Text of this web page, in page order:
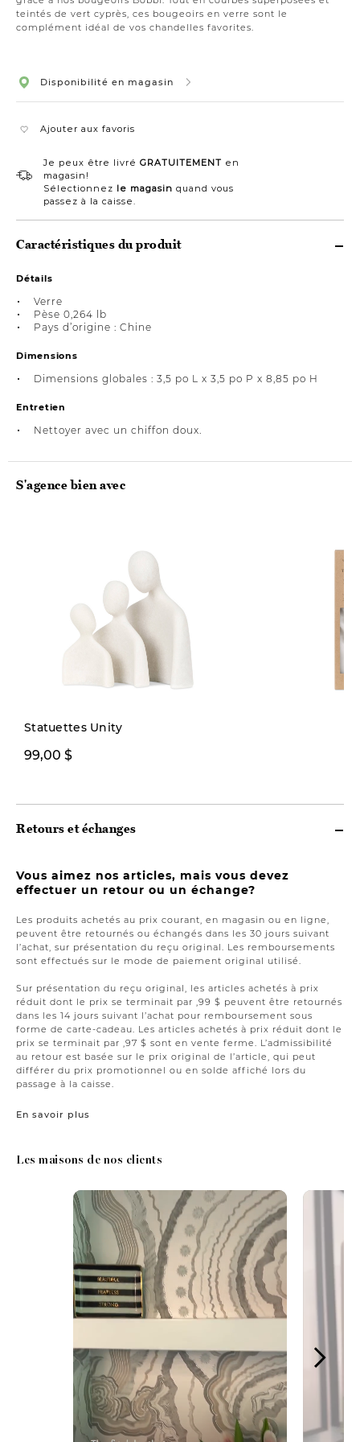
teintés de vert cyprès, ces bougeoirs en verre sont le
complément idéal de vos chandelles favorites.
Disponibilité en magasin
Ajouter aux favoris
Je peux être livré GRATUITEMENT en
magasin!
Sélectionnez le magasin quand vous
passez à la caisse.
Caractéristiques du produit
Détails
Verre
Pèse 0,264 lb
Pays d’origine : Chine
Dimensions
Dimensions globales : 3,5 po L x 3,5 po P x 8,85 po H
Entretien
Nettoyer avec un chiffon doux.
S'agence bien avec
Statuettes Unity
99,00 $
Retours et échanges
Vous aimez nos articles, mais vous devez
effectuer un retour ou un échange?
Les produits achetés au prix courant, en magasin ou en ligne,
peuvent être retournés ou échangés dans les 30 jours suivant
l’achat, sur présentation du reçu original. Les remboursements
sont effectués sur le mode de paiement original utilisé.
Sur présentation du reçu original, les articles achetés à prix
réduit dont le prix se terminait par ,99 $ peuvent être retournés
dans les 14 jours suivant l’achat pour remboursement sous
forme de carte-cadeau. Les articles achetés à prix réduit dont le
prix se terminait par ,97 $ sont en vente ferme. L’admissibilité
au retour est basée sur le prix original de l’article, qui peut
différer du prix promotionnel ou en solde affiché lors du
passage à la caisse.
En savoir plus
Les maisons de nos clients
Media Carousel
Carousel with product photos. Use the previous and